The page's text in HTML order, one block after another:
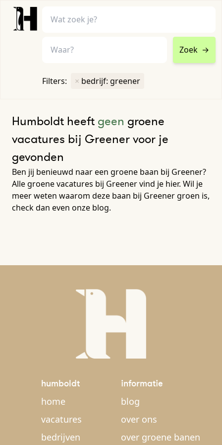
Zoek →
Filters: × bedrijf: greener
Humboldt heeft geen groene
vacatures bij Greener voor je
gevonden
Ben jij benieuwd naar een groene baan bij Greener?
Alle groene vacatures bij Greener vind je hier. Wil je
meer weten waarom deze baan bij Greener groen is,
check dan even onze blog.
humboldt
home
vacatures
bedrijven
informatie
blog
over ons
over groene banen